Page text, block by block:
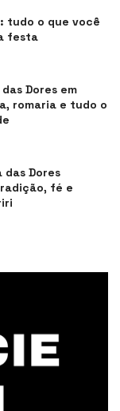
tudo o que você
festa
Dores em
romaria e tudo o
das Dores
fé e